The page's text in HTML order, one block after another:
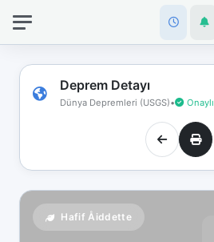
Deprem Detayı
Dünya Depremleri (USGS)• Onaylı
Hafif Åiddette
bağlantınız
koptu!
Çevrimdışı
moddasınız.